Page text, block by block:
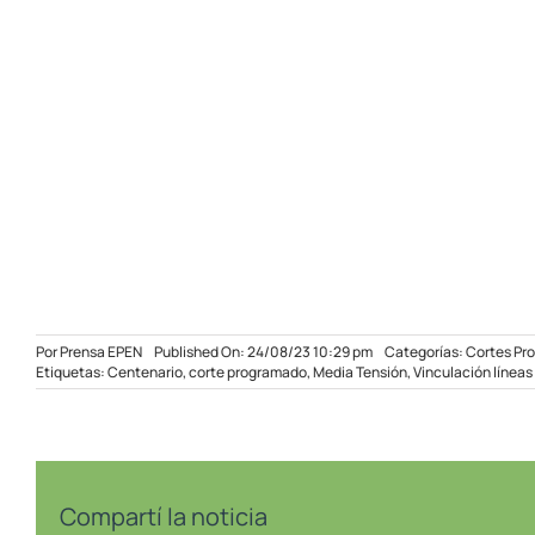
PorPrensa EPEN Published On: 24/08/23 10:29 pm Categorías:Cortes
Etiquetas:Centenario,corte programado,Media Tensión,Vinculación líneas
Compartí la noticia